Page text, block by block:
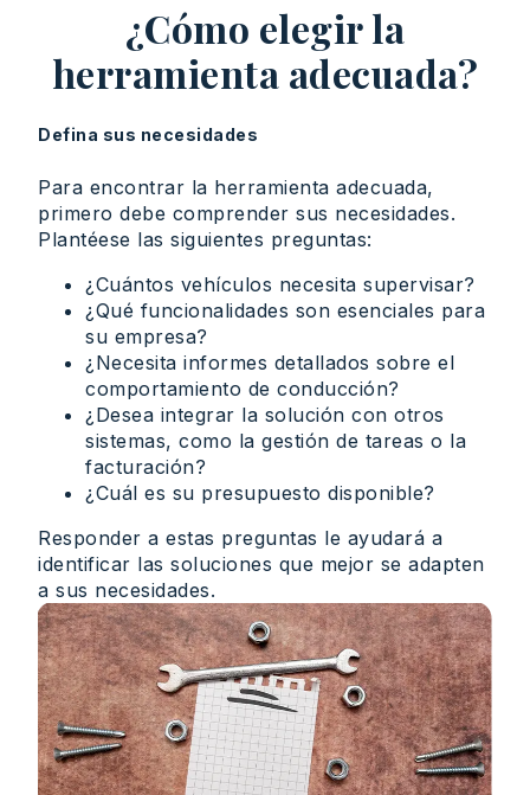
¿Cómo elegir la
herramienta adecuada?
Defina sus necesidades
Para encontrar la herramienta adecuada,
primero debe comprender sus necesidades.
Plantéese las siguientes preguntas:
¿Cuántos vehículos necesita supervisar?
¿Qué funcionalidades son esenciales para
su empresa?
¿Necesita informes detallados sobre el
comportamiento de conducción?
¿Desea integrar la solución con otros
sistemas, como la gestión de tareas o la
facturación?
¿Cuál es su presupuesto disponible?
Responder a estas preguntas le ayudará a
identificar las soluciones que mejor se adapten
a sus necesidades.